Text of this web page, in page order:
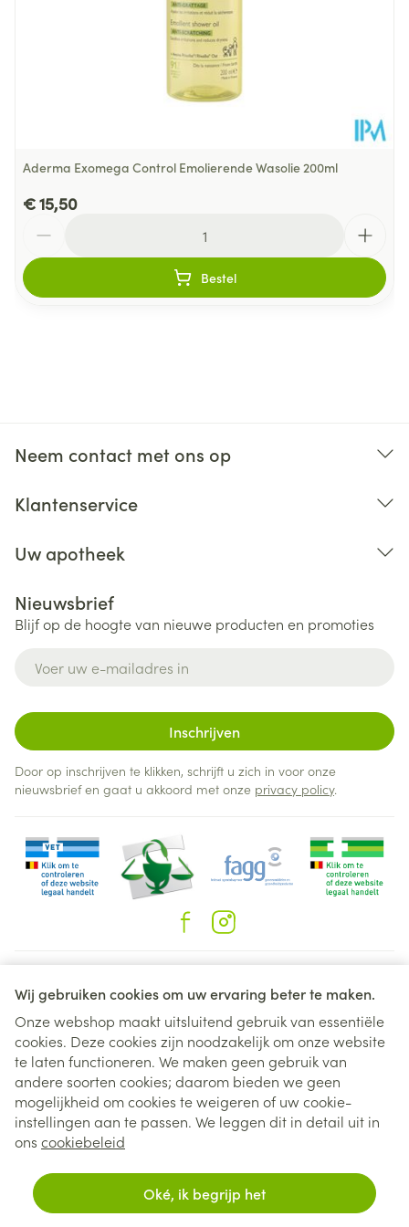
Wij gebruiken cookies om uw ervaring beter te maken.
Onze webshop maakt uitsluitend gebruik van essentiële
cookies. Deze cookies zijn noodzakelijk om onze website
te laten functioneren. We maken geen gebruik van
andere soorten cookies; daarom bieden we geen
mogelijkheid om cookies te weigeren of uw cookie-
instellingen aan te passen. We leggen dit in detail uit in
ons cookiebeleid
Oké, ik begrijp het
Aderma Exomega Control Emolierende Wasolie 200ml
€ 15,50
Bestel
Neem contact met ons op
Klantenservice
Uw apotheek
Nieuwsbrief
Blijf op de hoogte van nieuwe producten en promoties
Inschrijven
Door op inschrijven te klikken, schrijft u zich in voor onze
nieuwsbrief en gaat u akkoord met onze privacy policy.
Juridische links